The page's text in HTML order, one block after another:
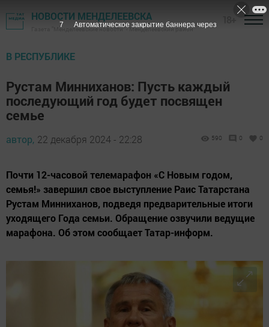
НОВОСТИ МЕНДЕЛЕЕВСКА
Газета "Менделеевские новости" - Менделеевский район
В РЕСПУБЛИКЕ
Рустам Минниханов: Пусть каждый
последующий год будет посвящен
семье
автор, 22 декабря 2024 - 22:28 590 0 0
Почти 12-часовой телемарафон «С Новым годом,
семья!» завершил свое выступление Раис Татарстана
Рустам Минниханов, подведя предварительные итоги
уходящего Года семьи. Обращение озвучили ведущие
марафона. Об этом сообщает Татар-информ.
7 Автоматическое закрытие баннера через